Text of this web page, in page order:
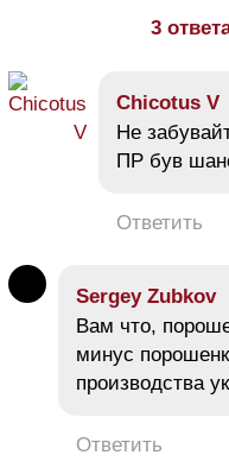
3
Chicotus V
Не
ПР був
Ответить
Sergey Zubkov
Вам что,
минус
производства
Ответить